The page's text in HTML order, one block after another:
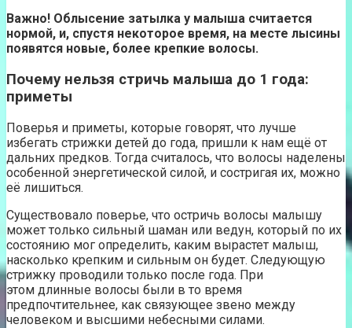
Важно! Облысение затылка у малыша считается
нормой, и, спустя некоторое время, на месте лысины
появятся новые, более крепкие волосы.
Почему нельзя стричь малыша до 1 года:
приметы
Поверья и приметы, которые говорят, что лучше
избегать стрижки детей до года, пришли к нам ещё от
дальних предков. Тогда считалось, что волосы наделены
особенной энергетической силой, и состригая их, можно
её лишиться.
Существовало поверье, что остричь волосы малышу
может только сильный шаман или ведун, который по их
состоянию мог определить, каким вырастет малыш,
насколько крепким и сильным он будет. Следующую
стрижку проводили только после года. При
этом длинные волосы были в то время
предпочтительнее, как связующее звено между
человеком и высшими небесными силами.